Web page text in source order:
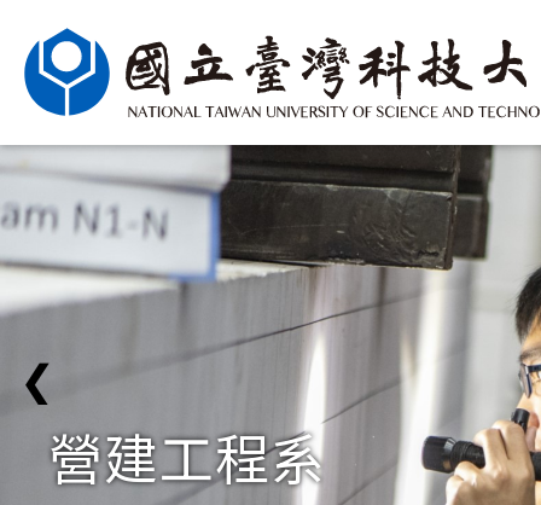
營建工程系
❮